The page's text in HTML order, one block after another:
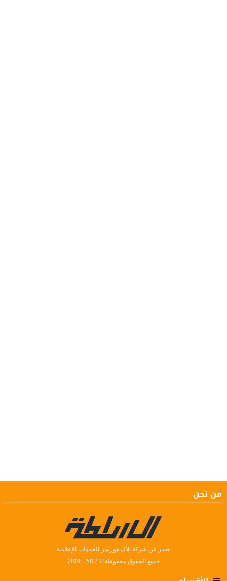
من نحن
تصدر عن شركة بلاك هورسز للخدمات الإعلامية
جميع الحقوق محفوظة © 2017 - 2019